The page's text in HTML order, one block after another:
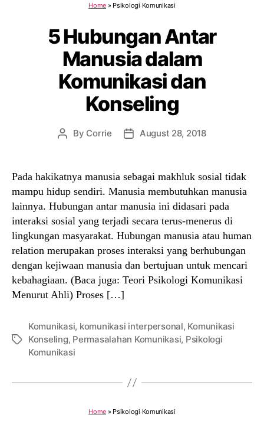
Home » Psikologi Komunikasi
5 Hubungan Antar
Manusia dalam
Komunikasi dan
Konseling
Post
By Corrie
PostAugust 28, 2018
Pada hakikatnya manusia sebagai makhluk sosial tidak
mampu hidup sendiri. Manusia membutuhkan manusia
lainnya. Hubungan antar manusia ini didasari pada
interaksi sosial yang terjadi secara terus-menerus di
lingkungan masyarakat. Hubungan manusia atau human
relation merupakan proses interaksi yang berhubungan
dengan kejiwaan manusia dan bertujuan untuk mencari
kebahagiaan. (Baca juga: Teori Psikologi Komunikasi
Menurut Ahli) Proses […]
Tags
Komunikasi, komunikasi interpersonal, Komunikasi
Konseling, Permasalahan Komunikasi, Psikologi
Komunikasi
Home » Psikologi Komunikasi